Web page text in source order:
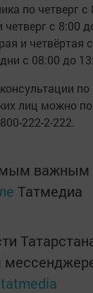
по четверг c
с 8:00
и четвёртая
с 08:00 до
лиц можно
222-2-222.
важным
Татмедиа